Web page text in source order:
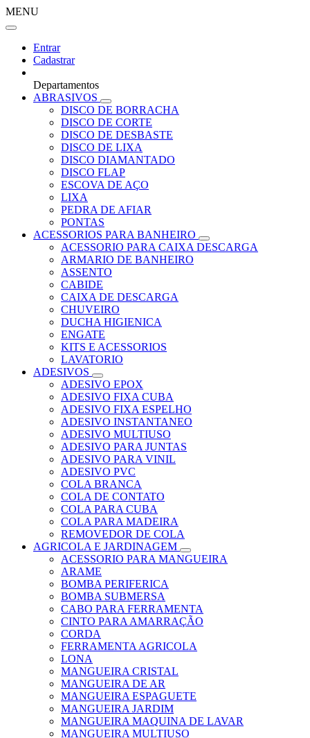
MENU
Entrar
Cadastrar
Departamentos
ABRASIVOS
DISCO DE BORRACHA
DISCO DE CORTE
DISCO DE DESBASTE
DISCO DE LIXA
DISCO DIAMANTADO
DISCO FLAP
ESCOVA DE AÇO
LIXA
PEDRA DE AFIAR
PONTAS
ACESSORIOS PARA BANHEIRO
ACESSORIO PARA CAIXA DESCARGA
ARMARIO DE BANHEIRO
ASSENTO
CABIDE
CAIXA DE DESCARGA
CHUVEIRO
DUCHA HIGIENICA
ENGATE
KITS E ACESSORIOS
LAVATORIO
ADESIVOS
ADESIVO EPOX
ADESIVO FIXA CUBA
ADESIVO FIXA ESPELHO
ADESIVO INSTANTANEO
ADESIVO MULTIUSO
ADESIVO PARA JUNTAS
ADESIVO PARA VINIL
ADESIVO PVC
COLA BRANCA
COLA DE CONTATO
COLA PARA CUBA
COLA PARA MADEIRA
REMOVEDOR DE COLA
AGRICOLA E JARDINAGEM
ACESSORIO PARA MANGUEIRA
ARAME
BOMBA PERIFERICA
BOMBA SUBMERSA
CABO PARA FERRAMENTA
CINTO PARA AMARRAÇÃO
CORDA
FERRAMENTA AGRICOLA
LONA
MANGUEIRA CRISTAL
MANGUEIRA DE AR
MANGUEIRA ESPAGUETE
MANGUEIRA JARDIM
MANGUEIRA MAQUINA DE LAVAR
MANGUEIRA MULTIUSO